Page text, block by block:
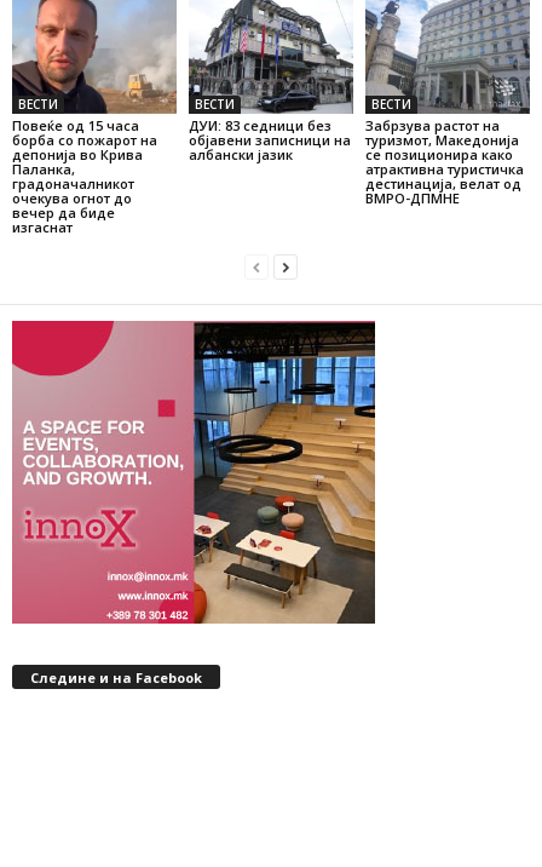
ВЕСТИ
Повеќе од 15 часа
борба со пожарот на
депонија во Крива
Паланка,
градоначалникот
очекува огнот до
вечер да биде
изгаснат
ВЕСТИ
ДУИ: 83 седници без
објавени записници на
албански јазик
ВЕСТИ
Забрзува растот на
туризмот, Македонија
се позиционира како
атрактивна туристичка
дестинација, велат од
ВМРО-ДПМНЕ
Следине и на Facebook